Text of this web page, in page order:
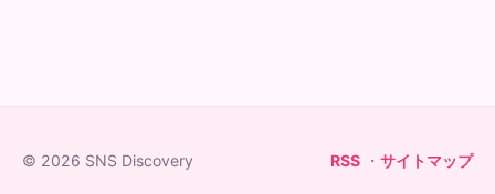
© 2026 SNS Discovery RSS ・ サイトマップ